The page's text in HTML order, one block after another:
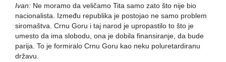
Ivan: Ne moramo da veličamo Tita samo zato što nije bio
nacionalista. Između republika je postojao ne samo problem
siromaštva. Crnu Goru i taj narod je upropastilo to što je
umesto da ima slobodu, ona je dobila finansiranje, da bude
parija. To je formiralo Crnu Goru kao neku poluretardiranu
državu.